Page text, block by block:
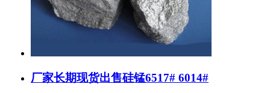
厂家长期现货出售硅锰6517# 6014#